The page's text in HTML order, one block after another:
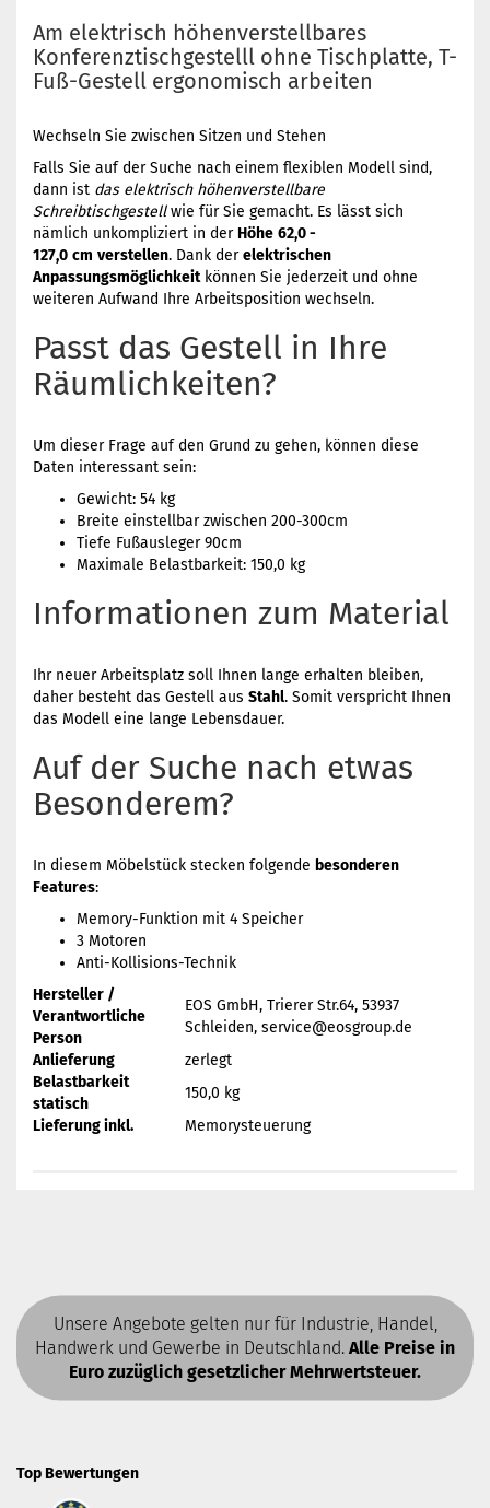
Am elektrisch höhenverstellbares
Konferenztischgestelll ohne Tischplatte, T-
Fuß-Gestell ergonomisch arbeiten
Wechseln Sie zwischen Sitzen und Stehen
Falls Sie auf der Suche nach einem flexiblen Modell sind,
dann ist das elektrisch höhenverstellbare
Schreibtischgestellwie für Sie gemacht. Es lässt sich
nämlich unkompliziert in derHöhe 62,0 -
127,0 cm verstellen. Dank derelektrischen
Anpassungsmöglichkeitkönnen Sie jederzeit und ohne
weiteren Aufwand Ihre Arbeitsposition wechseln.
Passt das Gestell in Ihre
Räumlichkeiten?
Um dieser Frage auf den Grund zu gehen, können diese
Daten interessant sein:
Gewicht: 54 kg
Breite einstellbar zwischen 200-300cm
Tiefe Fußausleger 90cm
Maximale Belastbarkeit: 150,0 kg
Informationen zum Material
Ihr neuer Arbeitsplatz soll Ihnen lange erhalten bleiben,
daher besteht das Gestell aus Stahl. Somit verspricht Ihnen
das Modell eine lange Lebensdauer.
Auf der Suche nach etwas
Besonderem?
In diesem Möbelstück stecken folgende besonderen
Features:
Memory-Funktion mit 4 Speicher
3 Motoren
Anti-Kollisions-Technik
Hersteller /
Verantwortliche
Person
EOS GmbH, Trierer Str.64, 53937
Schleiden, service@eosgroup.de
Anlieferung
zerlegt
Belastbarkeit
statisch
150,0 kg
Lieferung inkl.
Memorysteuerung
Unsere Angebote gelten nur für Industrie, Handel,
Handwerk und Gewerbe in Deutschland. Alle Preise in
Euro zuzüglich gesetzlicher Mehrwertsteuer.
Top Bewertungen